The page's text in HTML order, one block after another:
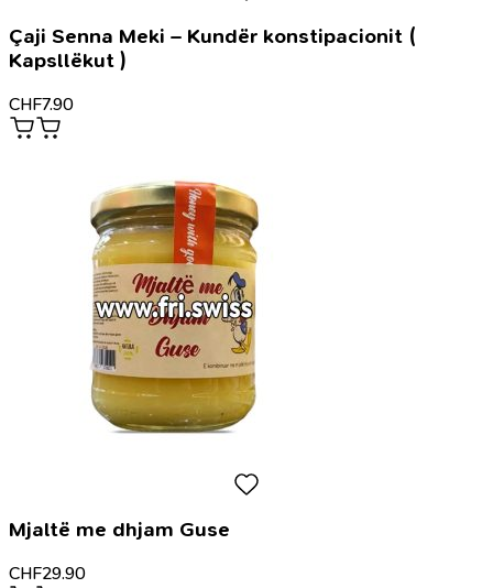
Çaji Senna Meki – Kundër konstipacionit (
Kapsllëkut )
CHF7.90
Mjaltë me dhjam Guse
CHF29.90